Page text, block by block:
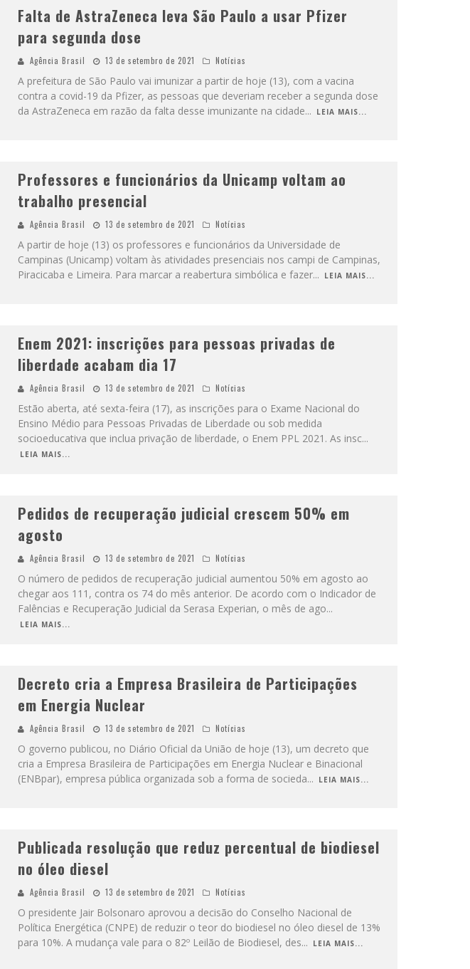
Falta de AstraZeneca leva São Paulo a usar Pfizer
para segunda dose
Agência Brasil 13 de setembro de 2021 Notícias
A prefeitura de São Paulo vai imunizar a partir de hoje (13), com a vacina
contra a covid-19 da Pfizer, as pessoas que deveriam receber a segunda dose
da AstraZeneca em razão da falta desse imunizante na cidade... LEIA MAIS...
Professores e funcionários da Unicamp voltam ao
trabalho presencial
Agência Brasil 13 de setembro de 2021 Notícias
A partir de hoje (13) os professores e funcionários da Universidade de
Campinas (Unicamp) voltam às atividades presenciais nos campi de Campinas,
Piracicaba e Limeira. Para marcar a reabertura simbólica e fazer... LEIA MAIS...
Enem 2021: inscrições para pessoas privadas de
liberdade acabam dia 17
Agência Brasil 13 de setembro de 2021 Notícias
Estão aberta, até sexta-feira (17), as inscrições para o Exame Nacional do
Ensino Médio para Pessoas Privadas de Liberdade ou sob medida
socioeducativa que inclua privação de liberdade, o Enem PPL 2021. As insc...
LEIA MAIS...
Pedidos de recuperação judicial crescem 50% em
agosto
Agência Brasil 13 de setembro de 2021 Notícias
O número de pedidos de recuperação judicial aumentou 50% em agosto ao
chegar aos 111, contra os 74 do mês anterior. De acordo com o Indicador de
Falências e Recuperação Judicial da Serasa Experian, o mês de ago...
LEIA MAIS...
Decreto cria a Empresa Brasileira de Participações
em Energia Nuclear
Agência Brasil 13 de setembro de 2021 Notícias
O governo publicou, no Diário Oficial da União de hoje (13), um decreto que
cria a Empresa Brasileira de Participações em Energia Nuclear e Binacional
(ENBpar), empresa pública organizada sob a forma de socieda... LEIA MAIS...
Publicada resolução que reduz percentual de biodiesel
no óleo diesel
Agência Brasil 13 de setembro de 2021 Notícias
O presidente Jair Bolsonaro aprovou a decisão do Conselho Nacional de
Política Energética (CNPE) de reduzir o teor do biodiesel no óleo diesel de 13%
para 10%. A mudança vale para o 82º Leilão de Biodiesel, des... LEIA MAIS...